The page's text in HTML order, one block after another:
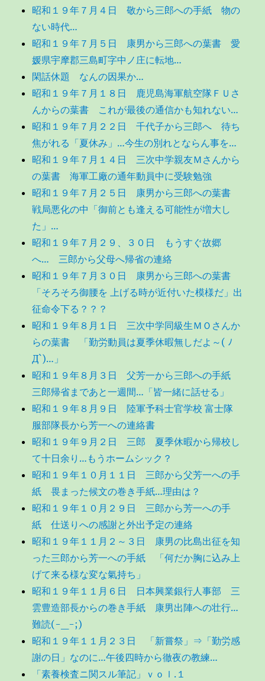
昭和１９年７月４日 敬から三郎への手紙 物の
ない時代…
昭和１９年７月５日 康男から三郎への葉書 愛
媛県宇摩郡三島町字中ノ庄に転地…
閑話休題 なんの因果か…
昭和１９年７月１８日 鹿児島海軍航空隊ＦＵさ
んからの葉書 これが最後の通信かも知れない…
昭和１９年７月２２日 千代子から三郎へ 待ち
焦がれる「夏休み」…今生の別れとならん事を…
昭和１９年７月１４日 三次中学親友Ｍさんから
の葉書 海軍工廠の通年動員中に受験勉強
昭和１９年７月２５日 康男から三郎への葉書
戦局悪化の中「御前とも逢える可能性が増大し
た」…
昭和１９年７月２９、３０日 もうすぐ故郷
へ… 三郎から父母へ帰省の連絡
昭和１９年７月３０日 康男から三郎への葉書
「そろそろ御腰を 上げる時が近付いた模様だ」出
征命令下る？？？
昭和１９年８月１日 三次中学同級生ＭＯさんか
らの葉書 「勤労動員は夏季休暇無しだよ～( ﾉ
Д`)…」
昭和１９年８月３日 父芳一から三郎への手紙
三郎帰省まであと一週間…「皆一緒に話せる」
昭和１９年８月９日 陸軍予科士官学校 富士隊
服部隊長から芳一への連絡書
昭和１９年９月２日 三郎 夏季休暇から帰校し
て十日余り…もうホームシック？
昭和１９年１０月１１日 三郎から父芳一への手
紙 畏まった候文の巻き手紙…理由は？
昭和１９年１０月２９日 三郎から芳一への手
紙 仕送りへの感謝と外出予定の連絡
昭和１９年１１月２～３日 康男の比島出征を知
った三郎から芳一への手紙 「何だか胸に込み上
げて来る様な変な氣持ち」
昭和１９年１１月６日 日本興業銀行人事部 三
雲豊造部長からの巻き手紙 康男出陣への壮行…
難読(-_-;)
昭和１９年１１月２３日 「新嘗祭」⇒「勤労感
謝の日」なのに…午後四時から徹夜の教練…
「素養検査ニ関スル筆記」ｖｏｌ.１